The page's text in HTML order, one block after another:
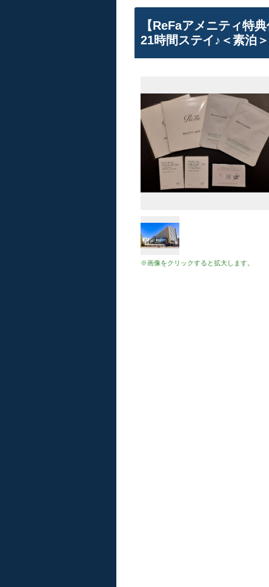
【ReFaアメニティ特
21時間ステイ♪＜素泊＞
※画像をクリックすると拡大します。